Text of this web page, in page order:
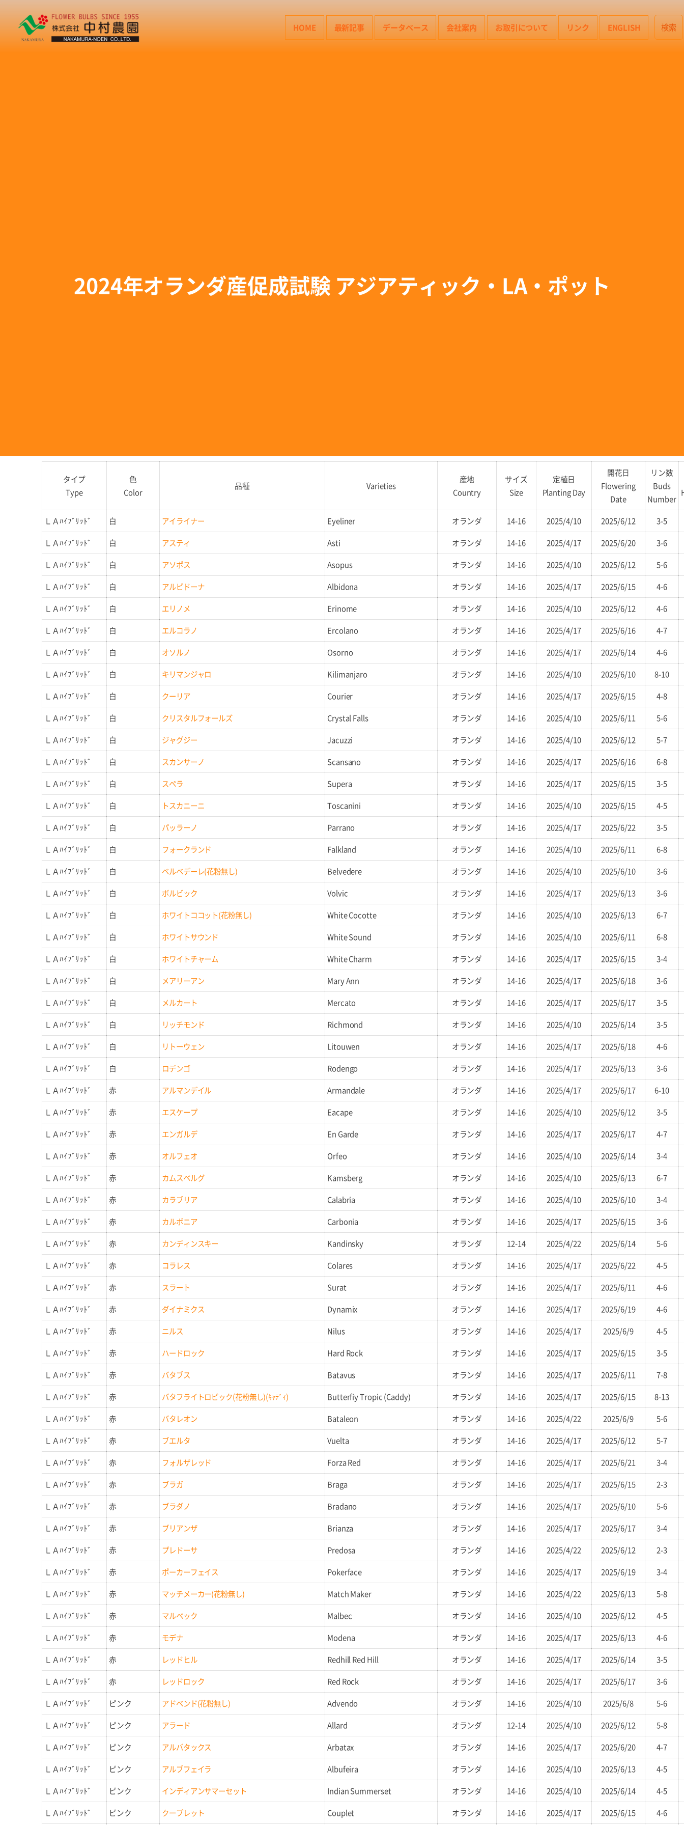
検索
HOME 最新記事 データベース 会社案内 お取引について リンク ENGLISH
2024年オランダ産促成試験 アジアティック・LA・ポット
タイプ
Type
色
Color
品種 Varieties
産地
Country
サイズ
Size
定植日
Planting Day
開花日
Flowering
Date
リン数
Buds
Number
ＬＡﾊｲﾌﾞﾘｯﾄﾞ 白 アイライナー Eyeliner オランダ 14-16 2025/4/10 2025/6/12
3-5
ＬＡﾊｲﾌﾞﾘｯﾄﾞ
白 アスティ Asti オランダ 14-16 2025/4/17 2025/6/20
3-6
ＬＡﾊｲﾌﾞﾘｯﾄﾞ
白 アソポス Asopus オランダ 14-16 2025/4/10 2025/6/12
5-6
ＬＡﾊｲﾌﾞﾘｯﾄﾞ
白 アルビドーナ Albidona オランダ 14-16 2025/4/17 2025/6/15
4-6
ＬＡﾊｲﾌﾞﾘｯﾄﾞ
白 エリノメ Erinome オランダ 14-16 2025/4/10 2025/6/12
4-6
ＬＡﾊｲﾌﾞﾘｯﾄﾞ
白 エルコラノ Ercolano オランダ 14-16 2025/4/17 2025/6/16
4-7
ＬＡﾊｲﾌﾞﾘｯﾄﾞ
白 オソルノ Osorno オランダ 14-16 2025/4/17 2025/6/14
4-6
ＬＡﾊｲﾌﾞﾘｯﾄﾞ
白 キリマンジャロ Kilimanjaro オランダ 14-16 2025/4/10 2025/6/10
8-10
ＬＡﾊｲﾌﾞﾘｯﾄﾞ
白 クーリア Courier オランダ 14-16 2025/4/17 2025/6/15
4-8
ＬＡﾊｲﾌﾞﾘｯﾄﾞ
白 クリスタルフォールズ Crystal Falls オランダ 14-16 2025/4/10 2025/6/11
5-6
ＬＡﾊｲﾌﾞﾘｯﾄﾞ
白 ジャグジー Jacuzzi オランダ 14-16 2025/4/10 2025/6/12
5-7
ＬＡﾊｲﾌﾞﾘｯﾄﾞ
白 スカンサーノ Scansano オランダ 14-16 2025/4/17 2025/6/16
6-8
ＬＡﾊｲﾌﾞﾘｯﾄﾞ
白 スペラ Supera オランダ 14-16 2025/4/17 2025/6/15
3-5
ＬＡﾊｲﾌﾞﾘｯﾄﾞ
白 トスカニーニ Toscanini オランダ 14-16 2025/4/10 2025/6/15
4-5
ＬＡﾊｲﾌﾞﾘｯﾄﾞ
白 パッラーノ Parrano オランダ 14-16 2025/4/17 2025/6/22
3-5
ＬＡﾊｲﾌﾞﾘｯﾄﾞ
白 フォークランド Falkland オランダ 14-16 2025/4/10 2025/6/11
6-8
ＬＡﾊｲﾌﾞﾘｯﾄﾞ
白 ベルベデーレ(花粉無し) Belvedere オランダ 14-16 2025/4/10 2025/6/10
3-6
ＬＡﾊｲﾌﾞﾘｯﾄﾞ
白 ボルビック Volvic オランダ 14-16 2025/4/17 2025/6/13
3-6
ＬＡﾊｲﾌﾞﾘｯﾄﾞ
白 ホワイトココット(花粉無し) White Cocotte オランダ 14-16 2025/4/10 2025/6/13
6-7
ＬＡﾊｲﾌﾞﾘｯﾄﾞ
白 ホワイトサウンド White Sound オランダ 14-16 2025/4/10 2025/6/11
6-8
ＬＡﾊｲﾌﾞﾘｯﾄﾞ
白 ホワイトチャーム White Charm オランダ 14-16 2025/4/17 2025/6/15
3-4
ＬＡﾊｲﾌﾞﾘｯﾄﾞ
白 メアリーアン Mary Ann オランダ 14-16 2025/4/17 2025/6/18
3-6
ＬＡﾊｲﾌﾞﾘｯﾄﾞ
白 メルカート Mercato オランダ 14-16 2025/4/17 2025/6/17
3-5
ＬＡﾊｲﾌﾞﾘｯﾄﾞ
白 リッチモンド Richmond オランダ 14-16 2025/4/10 2025/6/14
3-5
ＬＡﾊｲﾌﾞﾘｯﾄﾞ
白 リトーウェン Litouwen オランダ 14-16 2025/4/17 2025/6/18
4-6
ＬＡﾊｲﾌﾞﾘｯﾄﾞ
白 ロデンゴ Rodengo オランダ 14-16 2025/4/17 2025/6/13
3-6
ＬＡﾊｲﾌﾞﾘｯﾄﾞ
赤 アルマンデイル Armandale オランダ 14-16 2025/4/17 2025/6/17
6-10
ＬＡﾊｲﾌﾞﾘｯﾄﾞ
赤 エスケープ Eacape オランダ 14-16 2025/4/10 2025/6/12
3-5
ＬＡﾊｲﾌﾞﾘｯﾄﾞ
赤 エンガルデ En Garde オランダ 14-16 2025/4/17 2025/6/17
4-7
ＬＡﾊｲﾌﾞﾘｯﾄﾞ
赤 オルフェオ Orfeo オランダ 14-16 2025/4/10 2025/6/14
3-4
ＬＡﾊｲﾌﾞﾘｯﾄﾞ
赤 カムスベルグ Kamsberg オランダ 14-16 2025/4/10 2025/6/13
6-7
ＬＡﾊｲﾌﾞﾘｯﾄﾞ
赤 カラブリア Calabria オランダ 14-16 2025/4/10 2025/6/10
3-4
ＬＡﾊｲﾌﾞﾘｯﾄﾞ
赤 カルボニア Carbonia オランダ 14-16 2025/4/17 2025/6/15
3-6
ＬＡﾊｲﾌﾞﾘｯﾄﾞ
赤 カンディンスキー Kandinsky オランダ 12-14 2025/4/22 2025/6/14
5-6
ＬＡﾊｲﾌﾞﾘｯﾄﾞ
赤 コラレス Colares オランダ 14-16 2025/4/17 2025/6/22
4-5
ＬＡﾊｲﾌﾞﾘｯﾄﾞ
赤 スラート Surat オランダ 14-16 2025/4/17 2025/6/11
4-6
ＬＡﾊｲﾌﾞﾘｯﾄﾞ
赤 ダイナミクス Dynamix オランダ 14-16 2025/4/17 2025/6/19
4-6
ＬＡﾊｲﾌﾞﾘｯﾄﾞ
赤 ニルス Nilus オランダ 14-16 2025/4/17 2025/6/9
4-5
ＬＡﾊｲﾌﾞﾘｯﾄﾞ
赤 ハードロック Hard Rock オランダ 14-16 2025/4/17 2025/6/15
3-5
ＬＡﾊｲﾌﾞﾘｯﾄﾞ
赤 バタブス Batavus オランダ 14-16 2025/4/17 2025/6/11
7-8
ＬＡﾊｲﾌﾞﾘｯﾄﾞ
赤 バタフライトロピック(花粉無し)(ｷｬﾃﾞｨ) Butterfiy Tropic (Caddy) オランダ 14-16 2025/4/17 2025/6/15
8-13
ＬＡﾊｲﾌﾞﾘｯﾄﾞ
赤 バタレオン Bataleon オランダ 14-16 2025/4/22 2025/6/9
5-6
ＬＡﾊｲﾌﾞﾘｯﾄﾞ
赤 ブエルタ Vuelta オランダ 14-16 2025/4/17 2025/6/12
5-7
ＬＡﾊｲﾌﾞﾘｯﾄﾞ
赤 フォルザレッド Forza Red オランダ 14-16 2025/4/17 2025/6/21
3-4
ＬＡﾊｲﾌﾞﾘｯﾄﾞ
赤 ブラガ Braga オランダ 14-16 2025/4/17 2025/6/15
2-3
ＬＡﾊｲﾌﾞﾘｯﾄﾞ
赤 ブラダノ Bradano オランダ 14-16 2025/4/17 2025/6/10
5-6
ＬＡﾊｲﾌﾞﾘｯﾄﾞ
赤 ブリアンザ Brianza オランダ 14-16 2025/4/17 2025/6/17
3-4
ＬＡﾊｲﾌﾞﾘｯﾄﾞ
赤 プレドーサ Predosa オランダ 14-16 2025/4/22 2025/6/12
2-3
ＬＡﾊｲﾌﾞﾘｯﾄﾞ
赤 ポーカーフェイス Pokerface オランダ 14-16 2025/4/17 2025/6/19
3-4
ＬＡﾊｲﾌﾞﾘｯﾄﾞ
赤 マッチメーカー(花粉無し) Match Maker オランダ 14-16 2025/4/22 2025/6/13
5-8
ＬＡﾊｲﾌﾞﾘｯﾄﾞ
赤 マルベック Malbec オランダ 14-16 2025/4/10 2025/6/12
4-5
ＬＡﾊｲﾌﾞﾘｯﾄﾞ
赤 モデナ Modena オランダ 14-16 2025/4/17 2025/6/13
4-6
ＬＡﾊｲﾌﾞﾘｯﾄﾞ
赤 レッドヒル Redhill Red Hill オランダ 14-16 2025/4/17 2025/6/14
3-5
ＬＡﾊｲﾌﾞﾘｯﾄﾞ
赤 レッドロック Red Rock オランダ 14-16 2025/4/17 2025/6/17
3-6
ＬＡﾊｲﾌﾞﾘｯﾄﾞ
ピンク アドべンド(花粉無し) Advendo オランダ 14-16 2025/4/10 2025/6/8
5-6
ＬＡﾊｲﾌﾞﾘｯﾄﾞ
ピンク アラード Allard オランダ 12-14 2025/4/10 2025/6/12
5-8
ＬＡﾊｲﾌﾞﾘｯﾄﾞ
ピンク アルバタックス Arbatax オランダ 14-16 2025/4/17 2025/6/20
4-7
ＬＡﾊｲﾌﾞﾘｯﾄﾞ
ピンク アルブフェイラ Albufeira オランダ 14-16 2025/4/10 2025/6/13
4-5
ＬＡﾊｲﾌﾞﾘｯﾄﾞ
ピンク インディアンサマーセット Indian Summerset オランダ 14-16 2025/4/10 2025/6/14
4-5
ＬＡﾊｲﾌﾞﾘｯﾄﾞ
ピンク クープレット Couplet オランダ 14-16 2025/4/17 2025/6/15 4-6